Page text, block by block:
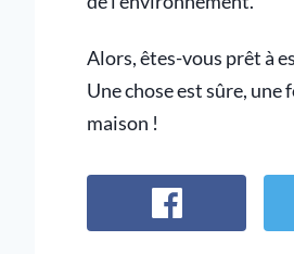
Alors, êtes-vous prêt à
Une chose est sûre, une
maison !